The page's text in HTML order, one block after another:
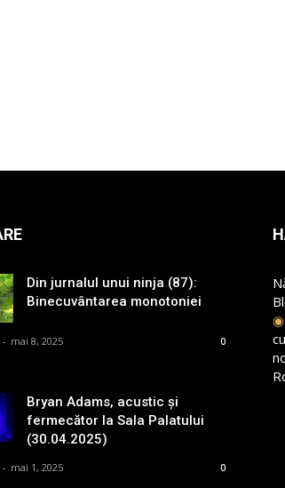
Din jurnalul unui ninja (87):
Binecuvântarea monotoniei
- mai 8, 2025 0
Bryan Adams, acustic și
fermecător la Sala Palatului
(30.04.2025)
- mai 1, 2025 0
◉